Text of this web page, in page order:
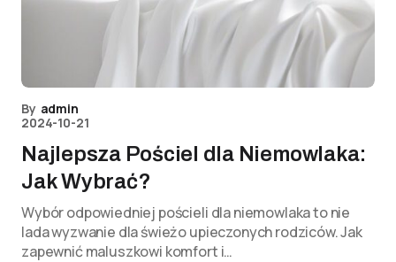
By admin
2024-10-21
Najlepsza Pościel dla Niemowlaka:
Jak Wybrać?
Wybór odpowiedniej pościeli dla niemowlaka to nie
lada wyzwanie dla świeżo upieczonych rodziców. Jak
zapewnić maluszkowi komfort i…